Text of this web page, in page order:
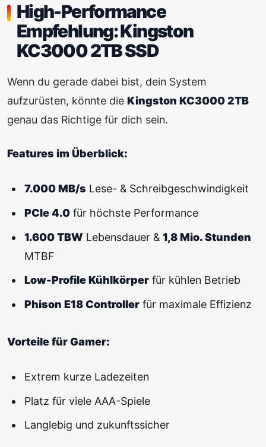
High-Performance
Empfehlung: Kingston
KC3000 2TB SSD
Wenn du gerade dabei bist, dein System
aufzurüsten, könnte die Kingston KC3000 2TB
genau das Richtige für dich sein.
Features im Überblick:
7.000 MB/s Lese- & Schreibgeschwindigkeit
PCIe 4.0für höchste Performance
1.600 TBWLebensdauer & 1,8 Mio. Stunden
MTBF
Low-Profile Kühlkörperfür kühlen Betrieb
Phison E18 Controllerfür maximale Effizienz
Vorteile für Gamer:
Extrem kurze Ladezeiten
Platz für viele AAA-Spiele
Langlebig und zukunftssicher